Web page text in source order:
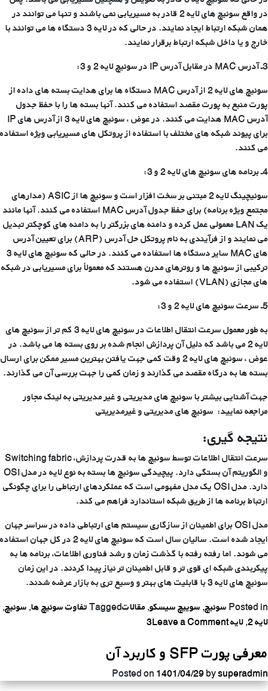
در واقع سوئیچ های لایه 2 قادر به مسیریابی نمی باشند و تنها می توانند در
همان شبکه ارتباط ایجاد نمایند. در حالی که در لایه 3 دستگاه ها می توانند با
خارج و یا داخل شبکه ارتباط برقرار نمایند.
3ـ آدرس
MAC در مقابل آدرسIP در سوئیچ لایه 2 و 3:
سوئیچ های لایه 2 از آدرس MAC دستگاه ها برای هدایت بسته های داده از
پورت منبع به پورت مقصد استفاده می کنند. آنها بسته ها را با حفظ جدول
آدرس MAC هدایت می کنند. در عوض ، سوئیچ های لایه 3 از آدرس های IP
برای پیوند شبکه های مختلف با استفاده از پروتکل های مسیریابی ویژه استفاده
می کنند.
4ـ برنامه های سوئیچ های لایه 2 و 3:
سوئیچینگ لایه 2 مبتنی بر سخت افزار است و سوئیچ ها از ASIC (مدارهای
مجتمع ویژه برنامه) برای حفظ جدول آدرس MAC استفاده می کنند. آنها مانند
یک LAN معمولی عمل کرده و دامنه های بزرگتر را به دامنه های کوچکتر تبدیل
می نمایند و از فرآیندی به نام پروتکل حل آدرس (ARP) برای تعیین آدرس
های MAC سایر دستگاه ها استفاده می کنند. در حالی که سوئیچ های لایه 3
ترکیبی از سوئیچ ها و روترهای مدرن هستند که معمولاً برای مسیریابی در شبکه
های مجازی (VLAN) استفاده می شود.
5ـ سرعت سوئیچ های لایه 2 و 3:
به طور معمول سرعت انتقال اطلاعات در سوئیچ های لایه 3 کم تر از سوئیچ های
لایه 2 می باشد که دلیل آن پردازش انجام شده بر روی بسته ها می باشد. در
عوض ، سوئیچ های لایه 2 وقت کمی جهت یافتن بهترین مسیر ممکن برای ارسال
بسته ها به درگاه مقصد می گذارند و زمان کمی را جهت بررسی آن می گذارند.
جهت آشنایی بیشتر با سوئیچ های مدیریتی و غیر مدیریتی به لینک مجاور
مراجعه نمایید: سوئیچ های مدیریتی و غیرمدیریتی
نتیجه گیری:
سرعت انتقال اطلاعات توسط سوئیچ ها به قدرت پردازش، Switching fabric
و الگوریتم آن بستگی دارد. پیچیدگی سوئیچ ها بسته به نوع لایه در مدل OSI
دارد. مدل OSI یک مدل مفهومی است که عملکردهای ارتباطی را برای چگونگی
ارتباط برنامه ها از طریق شبکه استاندارد فراهم می کند.
مدل OSI برای اطمینان از سازگاری سیستم های ارتباطی داده در سراسر جهان
ایجاد شده است. سالیان سال است که سوئیچ های لایه 2 در کل جهان استفاده
می شوند. اما رفته رفته با گذشت زمان و رشد فناوری اطلاعات، برنامه ها به
پیکربندی شبکه ای قوی تر و قابل اطمینان تر نیاز پیدا کردند. در این زمان
سوئیچ های لایه 3 با قابلیت های بهتر و وسیع تری به بازار عرضه شدند.
Posted in سوئیچ, سوییچ سیسکو, مقالاتTaggedتفاوت سوئیچ ها, سوئیچ,
لایه 2 ,لایه 3Leave a Comment
on
میان
سوئیچ
لایه
معرفی پورت SFP و کاربرد آن
Posted on 1401/04/29 bysuperadmin